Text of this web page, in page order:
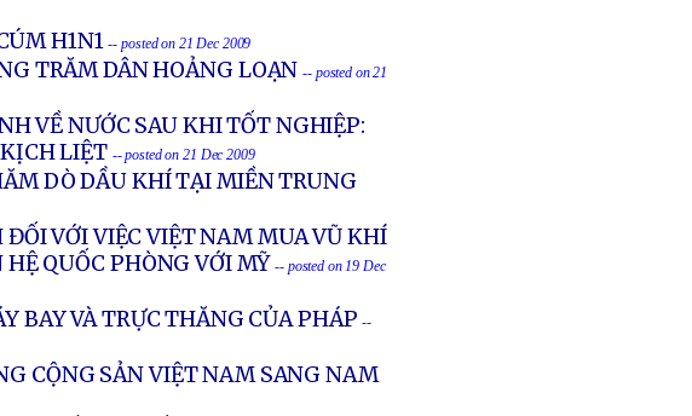
H1N1 -- posted on 21 Dec 2009
TRĂM DÂN HOẢNG LOẠN -- posted on 21
VỀ NƯỚC SAU KHI TỐT NGHIỆP:
LIỆT -- posted on 21 Dec 2009
DÒ DẦU KHÍ TẠI MIỀN TRUNG
VỚI VIỆC VIỆT NAM MUA VŨ KHÍ
HỆ QUỐC PHÒNG VỚI MỸ -- posted on 19 Dec
BAY VÀ TRỰC THĂNG CỦA PHÁP --
CỘNG SẢN VIỆT NAM SANG NAM